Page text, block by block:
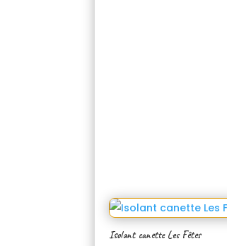
Isolant canette Les Fêtes